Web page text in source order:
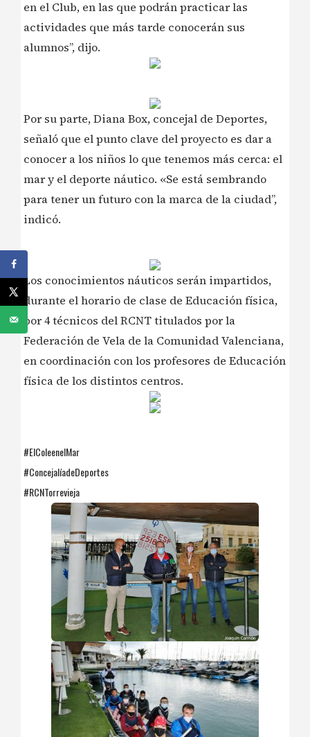
en el Club, en las que podrán practicar las
actividades que más tarde conocerán sus
alumnos”, dijo.
Por su parte, Diana Box, concejal de Deportes,
señaló que el punto clave del proyecto es dar a
conocer a los niños lo que tenemos más cerca: el
mar y el deporte náutico. «Se está sembrando
para tener un futuro con la marca de la ciudad”,
indicó.
Los conocimientos náuticos serán impartidos,
durante el horario de clase de Educación física,
por 4 técnicos del RCNT titulados por la
Federación de Vela de la Comunidad Valenciana,
en coordinación con los profesores de Educación
física de los distintos centros.
#ElColeenelMar
#ConcejalíadeDeportes
#RCNTorrevieja